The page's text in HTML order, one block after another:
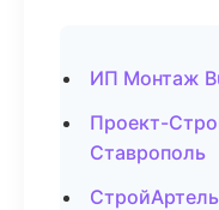
ИП Монтаж
Проект-
Ставрополь